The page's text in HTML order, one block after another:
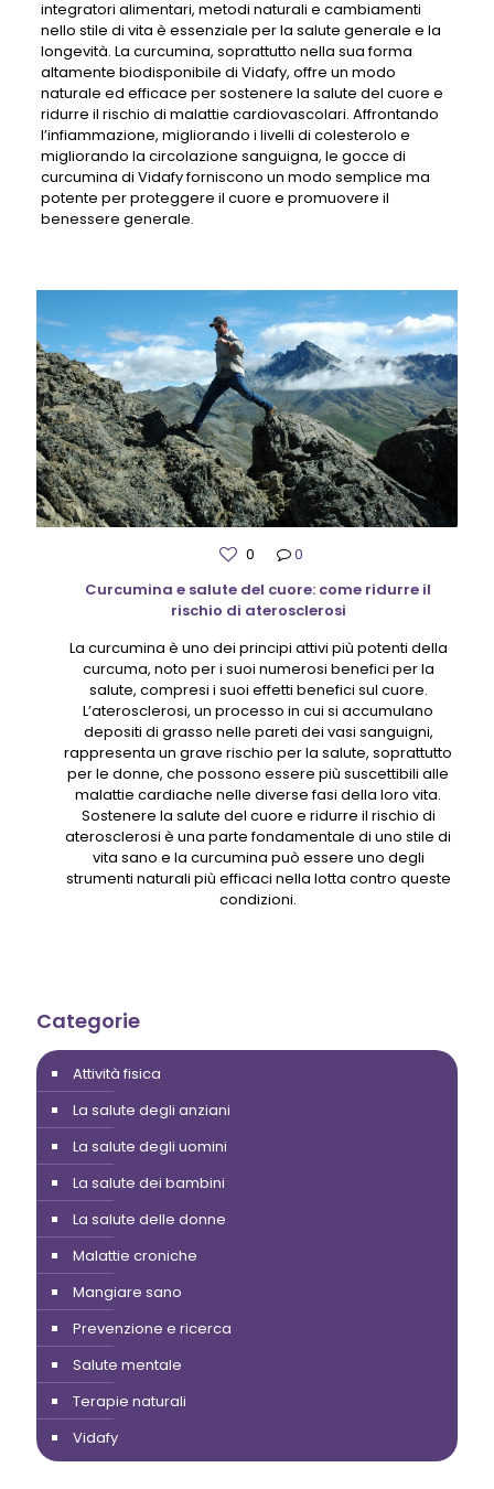
integratori alimentari, metodi naturali e cambiamenti
nello stile di vita è essenziale per la salute generale e la
longevità. La curcumina, soprattutto nella sua forma
altamente biodisponibile di Vidafy, offre un modo
naturale ed efficace per sostenere la salute del cuore e
ridurre il rischio di malattie cardiovascolari. Affrontando
l’infiammazione, migliorando i livelli di colesterolo e
migliorando la circolazione sanguigna, le gocce di
curcumina di Vidafy forniscono un modo semplice ma
potente per proteggere il cuore e promuovere il
benessere generale.
0
0
Curcumina e salute del cuore: come ridurre il
rischio di aterosclerosi
La curcumina è uno dei principi attivi più potenti della
curcuma, noto per i suoi numerosi benefici per la
salute, compresi i suoi effetti benefici sul cuore.
L’aterosclerosi, un processo in cui si accumulano
depositi di grasso nelle pareti dei vasi sanguigni,
rappresenta un grave rischio per la salute, soprattutto
per le donne, che possono essere più suscettibili alle
malattie cardiache nelle diverse fasi della loro vita.
Sostenere la salute del cuore e ridurre il rischio di
aterosclerosi è una parte fondamentale di uno stile di
vita sano e la curcumina può essere uno degli
strumenti naturali più efficaci nella lotta contro queste
condizioni.
Categorie
Attività fisica
La salute degli anziani
La salute degli uomini
La salute dei bambini
La salute delle donne
Malattie croniche
Mangiare sano
Prevenzione e ricerca
Salute mentale
Terapie naturali
Vidafy